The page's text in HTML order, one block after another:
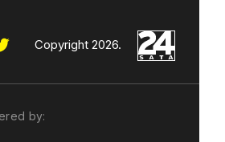
Copyright 2026.
by: